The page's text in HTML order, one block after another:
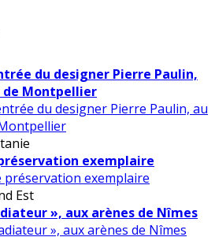
du designer Pierre Paulin,
de Montpellier
exemplaire
Est
», aux arènes de Nîmes